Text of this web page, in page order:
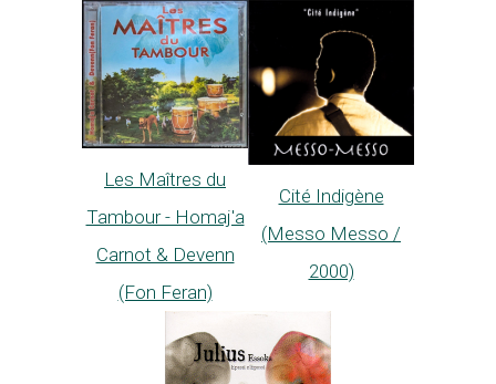
Les Maîtres du
Tambour - Homaj'a
Carnot & Devenn
(Fon Feran)
Cité Indigène
(Messo Messo /
2000)